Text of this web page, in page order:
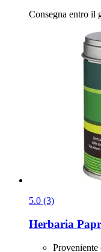
Consegna entro il
5.0 (3)
Herbaria
Proveniente